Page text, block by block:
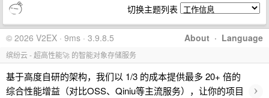
切换主题列表
About · Language
© 2026 V2EX · 9ms · 3.9.8.5
缤纷云 - 超高性能🚀 的智能对象存储服务
基于高度自研的架构，我们以 1/3 的成本提供最多 20+ 倍的
综合性能增益（对比OSS、Qiniu等主流服务），让你的项目
›